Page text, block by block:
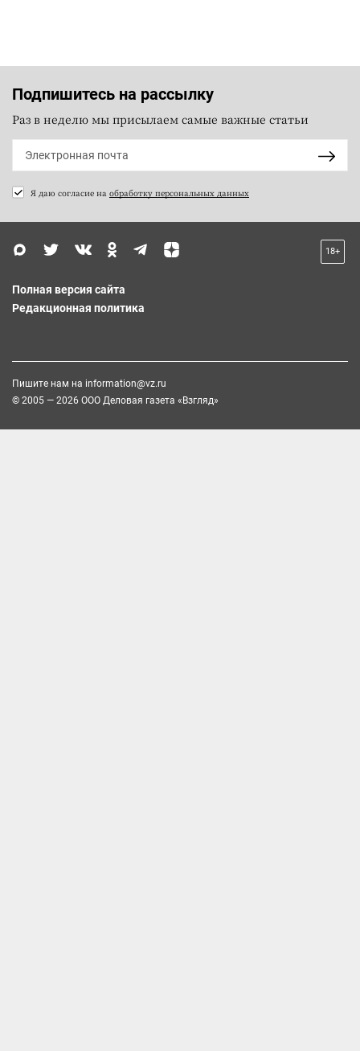
Подпишитесь на рассылку
Раз в неделю мы присылаем самые важные статьи
Я даю согласие на обработку персональных данных
18+
Полная версия сайта
Редакционная политика
Пишите нам на information@vz.ru
© 2005 — 2026 ООО Деловая газета «Взгляд»